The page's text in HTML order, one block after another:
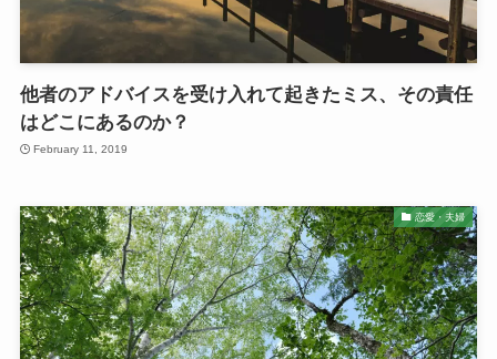
他者のアドバイスを受け入れて起きたミス、その責任
はどこにあるのか？
February 11, 2019
恋愛・夫婦